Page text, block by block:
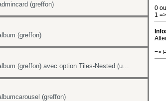
(greffon)
(greffon)
album (greffon) avec option Tiles-Nested (unitegallery)
(greffon)
0
1
=>